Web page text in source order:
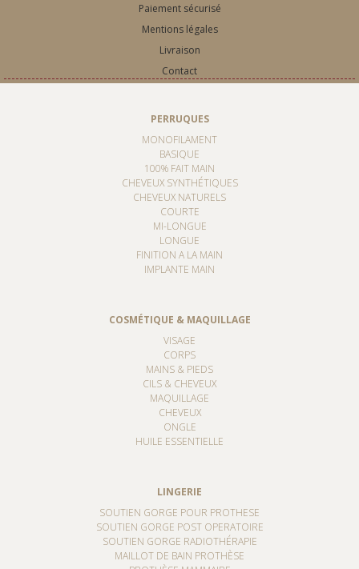
Paiement sécurisé
Mentions légales
Livraison
Contact
PERRUQUES
MONOFILAMENT
BASIQUE
100% FAIT MAIN
CHEVEUX SYNTHÉTIQUES
CHEVEUX NATURELS
COURTE
MI-LONGUE
LONGUE
FINITION A LA MAIN
IMPLANTE MAIN
COSMÉTIQUE & MAQUILLAGE
VISAGE
CORPS
MAINS & PIEDS
CILS & CHEVEUX
MAQUILLAGE
CHEVEUX
ONGLE
HUILE ESSENTIELLE
LINGERIE
SOUTIEN GORGE POUR PROTHESE
SOUTIEN GORGE POST OPERATOIRE
SOUTIEN GORGE RADIOTHÉRAPIE
MAILLOT DE BAIN PROTHÈSE